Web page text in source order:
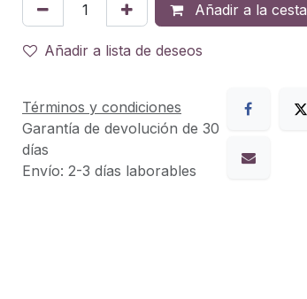
Añadir a la cesta
Añadir a lista de deseos
Términos y condiciones
Garantía de devolución de 30
días
Envío: 2-3 días laborables